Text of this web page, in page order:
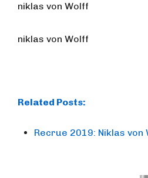
niklas von Wolff
niklas von Wolff
Related Posts:
Recrue 2019: Niklas von